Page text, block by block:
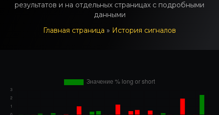
результатов и на отдельных страницах с подробными
данными
Главная страница » История сигналов